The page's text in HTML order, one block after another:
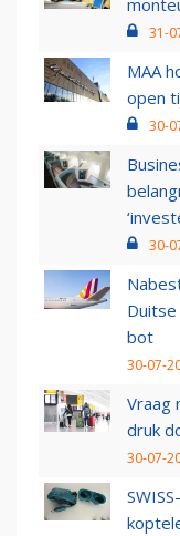
31-
MAA
open
30-
30-
bot
30-07-
Vraag
druk
30-07-